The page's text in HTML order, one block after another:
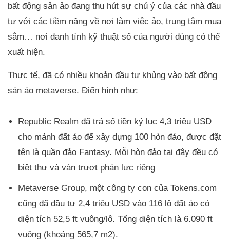
bất động sản ảo đang thu hút sự chú ý của các nhà đầu
tư với các tiềm năng về nơi làm việc ảo, trung tâm mua
sắm… nơi danh tính kỹ thuật số của người dùng có thể
xuất hiện.
Thực tế, đã có nhiều khoản đầu tư khủng vào bất động
sản ảo metaverse. Điển hình như:
Republic Realm đã trả số tiền kỷ lục 4,3 triệu USD
cho mảnh đất ảo để xây dựng 100 hòn đảo, được đặt
tên là quần đảo Fantasy. Mỗi hòn đảo tại đây đều có
biệt thự và ván trượt phản lực riêng
Metaverse Group, một công ty con của Tokens.com
cũng đã đầu tư 2,4 triệu USD vào 116 lô đất ảo có
diện tích 52,5 ft vuông/lô. Tổng diện tích là 6.090 ft
vuông (khoảng 565,7 m2).